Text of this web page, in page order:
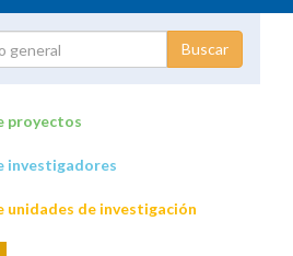
proyectos
investigadores
unidades de investigación